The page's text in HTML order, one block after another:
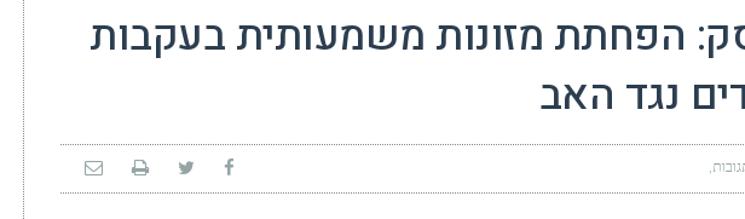
הפחתת מזונות משמעותית בעקבות
נגד האב